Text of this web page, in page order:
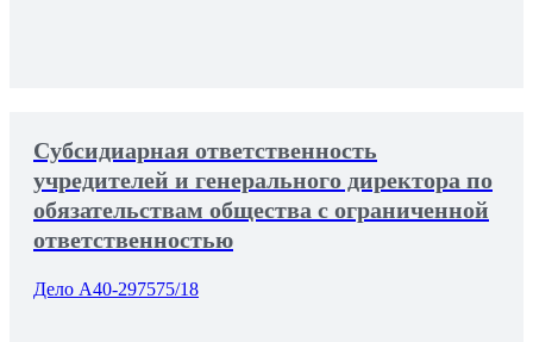
Субсидиарная ответственность
учредителей и генерального директора по
обязательствам общества с ограниченной
ответственностью
Дело А40-297575/18